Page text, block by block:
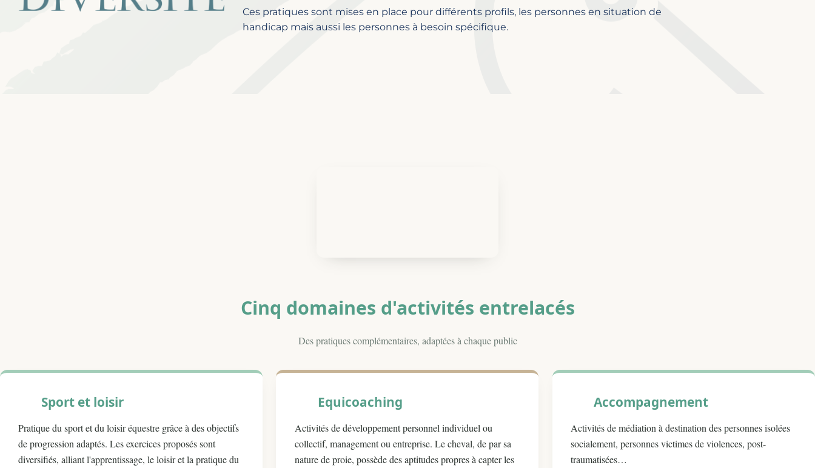
Ces pratiques sont mises en place pour différents profils, les personnes en situation de
handicap mais aussi les personnes à besoin spécifique.
Cinq domaines d'activités entrelacés
Des pratiques complémentaires, adaptées à chaque public
Sport et loisir
Pratique du sport et du loisir équestre grâce à des objectifs
de progression adaptés. Les exercices proposés sont
diversifiés, alliant l'apprentissage, le loisir et la pratique du
Equicoaching
Activités de développement personnel individuel ou
collectif, management ou entreprise. Le cheval, de par sa
nature de proie, possède des aptitudes propres à capter les
Accompagnement
Activités de médiation à destination des personnes isolées
socialement, personnes victimes de violences, post-
traumatisées…